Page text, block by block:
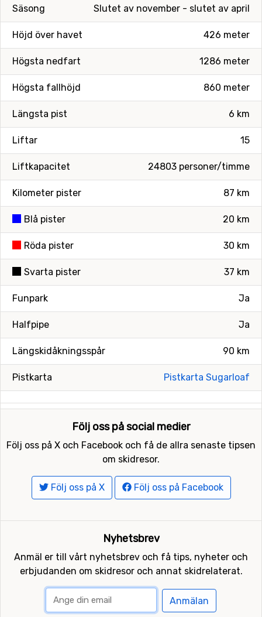
Slutet av november - slutet av april
Säsong
426 meter
Höjd över havet
1286 meter
Högsta nedfart
860 meter
Högsta fallhöjd
6 km
Längsta pist
15
Liftar
24803 personer/timme
Liftkapacitet
87 km
Kilometer pister
20 km
Blå pister
30 km
Röda pister
37 km
Svarta pister
Ja
Funpark
Ja
Halfpipe
90 km
Längskidåkningsspår
Pistkarta Sugarloaf
Pistkarta
Följ oss på social medier
Följ oss på X och Facebook och få de allra senaste tipsen
om skidresor.
Följ oss på X Följ oss på Facebook
Nyhetsbrev
Anmäl er till vårt nyhetsbrev och få tips, nyheter och
erbjudanden om skidresor och annat skidrelaterat.
Anmälan